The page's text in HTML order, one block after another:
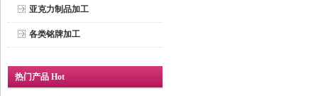
亚克力制品加工
各类铭牌加工
热门产品 Hot